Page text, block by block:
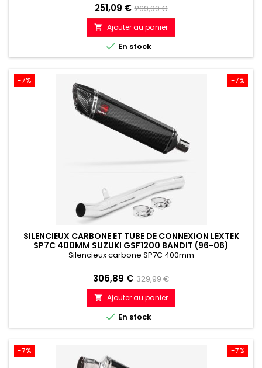
Prix
251,09 € Prix
de
référence
269,99 €
 Ajouter au panier
 En stock
-7%
-7%
SILENCIEUX CARBONE ET TUBE DE CONNEXION LEXTEK
SP7C 400MM SUZUKI GSF1200 BANDIT (96-06)
Silencieux carbone SP7C 400mm
Prix
306,89 € Prix
de
référence
329,99 €
 Ajouter au panier
 En stock
-7%
-7%